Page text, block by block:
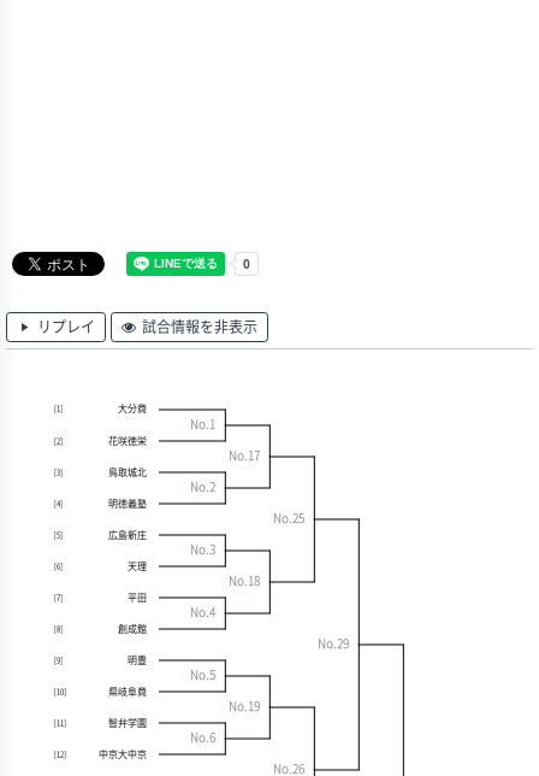
リプレイ 試合情報を非表示
No.1
No.2
No.3
No.4
No.5
No.6
No.17
No.18
No.19
No.25
No.26
No.29
[1]
[2]
[3]
[4]
[5]
[6]
[7]
[8]
[9]
[10]
[11]
[12]
大分商
花咲徳栄
鳥取城北
明徳義塾
広島新庄
天理
平田
創成館
明豊
県岐阜商
智弁学園
中京大中京